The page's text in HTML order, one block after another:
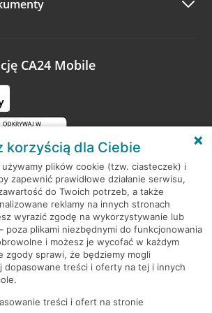
się z nami opinią o wizycie.
CA24 Mobile
korzyścią dla Ciebie
plików cookie (tzw. ciasteczek) i
zapewnić prawidłowe działanie serwisu,
do Twoich potrzeb, a także
reklamy na innych stronach
wyrazić zgodę na wykorzystywanie lub
poza plikami niezbędnymi do funkcjonowania
i możesz je wycofać w każdym
zgody sprawi, że będziemy mogli
dopasowane treści i oferty na tej i innych
treści i ofert na stronie